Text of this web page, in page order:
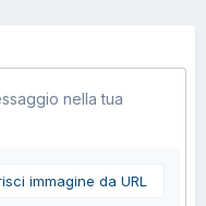
nella tua
immagine da URL